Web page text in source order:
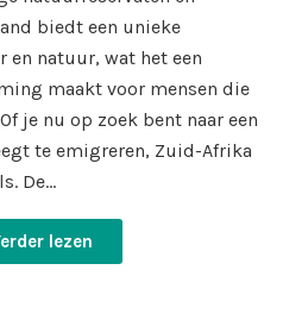
biedt een unieke
natuur, wat het een
maakt voor mensen die
je nu op zoek bent naar een
te emigreren, Zuid-Afrika
De…
lezen